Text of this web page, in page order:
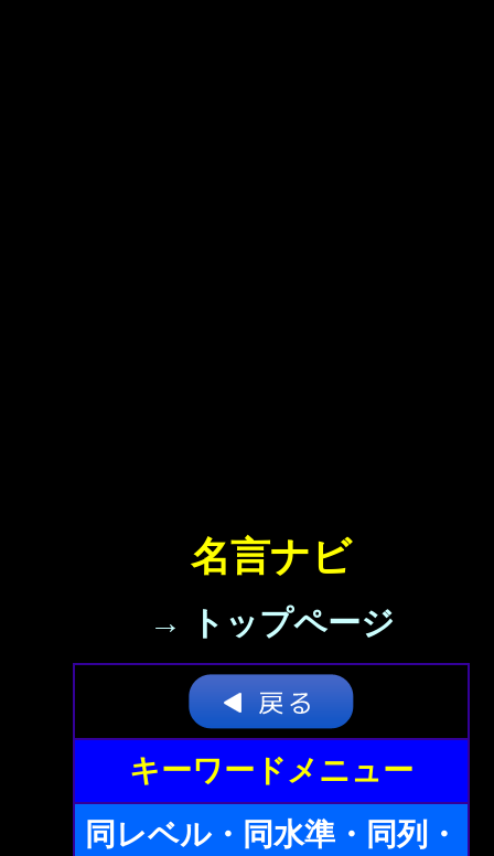
名言ナビ
→ トップページ
キーワードメニュー
同レベル・同水準・同列・